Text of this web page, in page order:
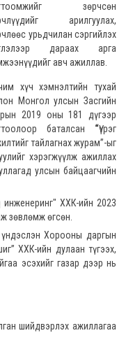
зөрчсөн
арилгуулах,
урьдчилан сэргийлэх
дараах арга
авч ажиллав.
хүч хэмнэлтийн тухай
Монгол улсын Засгийн
2019 оны 181 дүгээр
баталсан “Үүрэг
тайлагнах журам”-ыг
хэрэгжүүлж ажиллах
улсын байцаагчийн
ХХК-ийн 2023
зөвлөмж өгсөн.
Хорооны даргын
ХХК-ийн дулаан түгээх,
эсэхийг газар дээр нь
шийдвэрлэх ажиллагаа